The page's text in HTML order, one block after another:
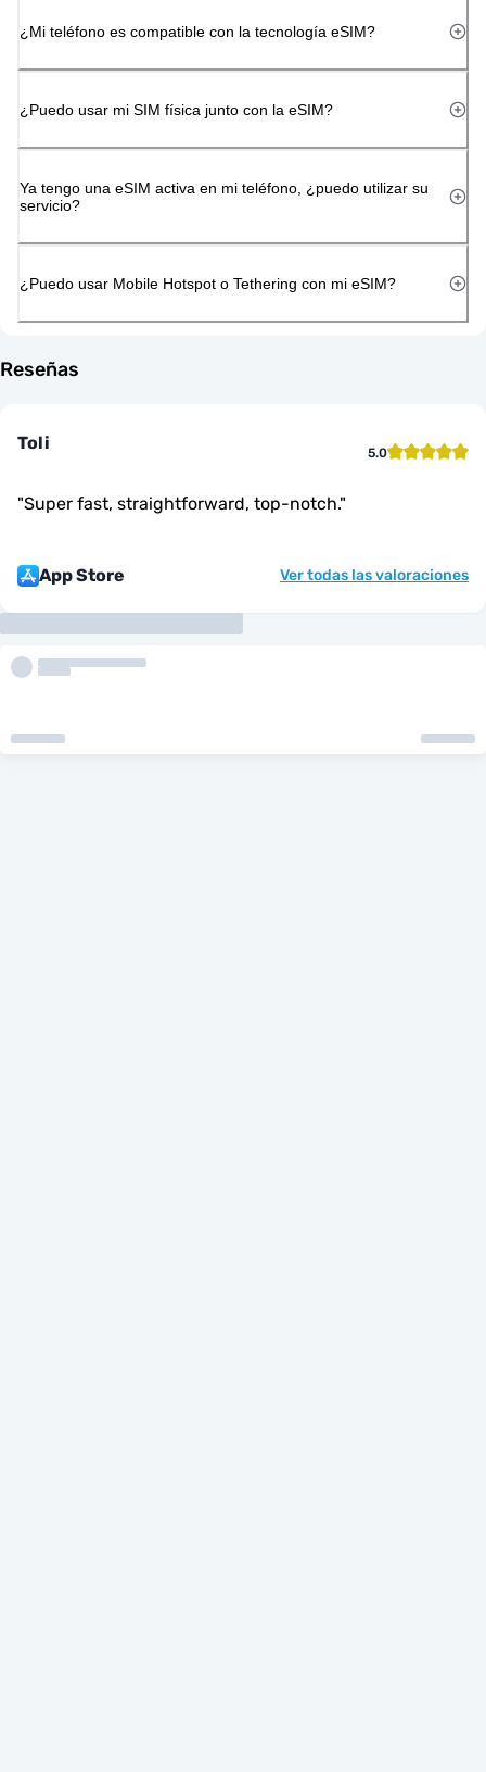
¿Mi teléfono es compatible con la tecnología eSIM?
¿Puedo usar mi SIM física junto con la eSIM?
Ya tengo una eSIM activa en mi teléfono, ¿puedo utilizar su
servicio?
¿Puedo usar Mobile Hotspot o Tethering con mi eSIM?
Reseñas
Toli 5.0
"Super fast, straightforward, top-notch."
App Store Ver todas las valoraciones